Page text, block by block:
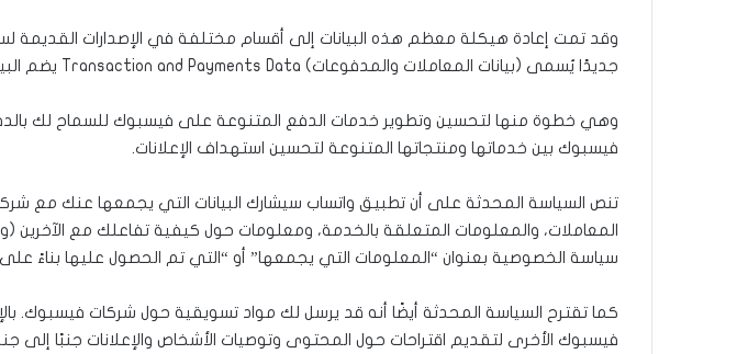
وقد تمت إعادة هيكلة معظم هذه البيانات إلى أقسام مختلفة في الإصدارات
جديدًا يُسمى (بيانات المعاملات والمدفوعات) Transaction and Payments Data يضم البيانات المالية الخاصة بالمستخدمين التي يتم جمعها.
وهي خطوة منها لتحسين وتطوير خدمات الدفع المتنوعة على فيسبوك للسماح لك
فيسبوك بين خدماتها ومنتجاتها المتنوعة لتحسين استهداف الإعلانات.
تنص السياسة المحدثة على أن تطبيق واتساب سيشارك البيانات التي يجمعها عنك مع
سياسة الخصوصية بعنوان “المعلومات التي يجمعها” أو “التي تم الحصول عليها بناءً
كما تقترح السياسة المحدثة أيضًا أنه قد يرسل لك مواد تسويقية حول شركات فيسبوك.
فيسبوك الأخرى لتقديم اقتراحات حول المحتوى وتوصيات الأشخاص والإعلانات جنبًا إلى